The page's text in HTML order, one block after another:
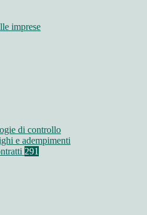
imprese
di controllo
e adempimenti
291